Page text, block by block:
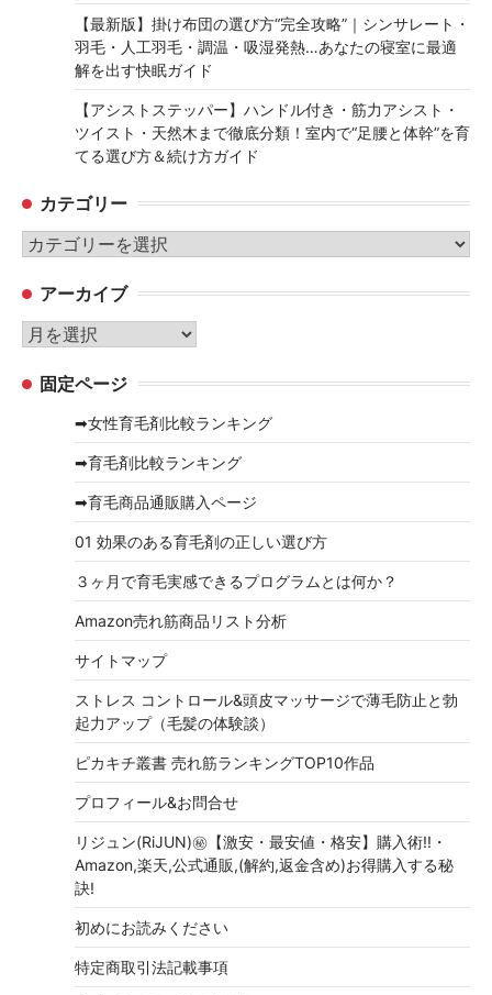
【最新版】掛け布団の選び方“完全攻略”｜シンサレート・
羽毛・人工羽毛・調温・吸湿発熱…あなたの寝室に最適
解を出す快眠ガイド
【アシストステッパー】ハンドル付き・筋力アシスト・
ツイスト・天然木まで徹底分類！室内で“足腰と体幹”を育
てる選び方＆続け方ガイド
カテゴリー
カ
ゴ
リ
ー
アーカイブ
ア
カ 固定ページ
➡女性育毛剤比較ランキング
➡育毛剤比較ランキング
➡育毛商品通販購入ページ
01 効果のある育毛剤の正しい選び方
３ヶ月で育毛実感できるプログラムとは何か？
Amazon売れ筋商品リスト分析
サイトマップ
ストレス コントロール&頭皮マッサージで薄毛防止と勃
起力アップ（毛髪の体験談）
ピカキチ叢書 売れ筋ランキングTOP10作品
プロフィール&お問合せ
リジュン(RiJUN)㊙【激安・最安値・格安】購入術!!・
Amazon,楽天,公式通販,(解約,返金含め)お得購入する秘
訣!
初めにお読みください
特定商取引法記載事項